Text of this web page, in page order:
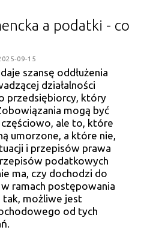
a podatki - co
09-15
szansę oddłużenia
działalności
przedsiębiorcy, który
mogą być
częściowo, ale to, które
umorzone, a które nie,
i przepisów prawa
podatkowych
ma, czy dochodzi do
ramach postępowania
tak, możliwe jest
od tych